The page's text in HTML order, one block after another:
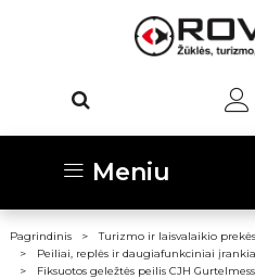
Meniu
Pagrindinis
Turizmo ir laisvalaikio prekės
Peiliai, replės ir daugiafunkciniai
Fiksuotos geležtės peilis CJH